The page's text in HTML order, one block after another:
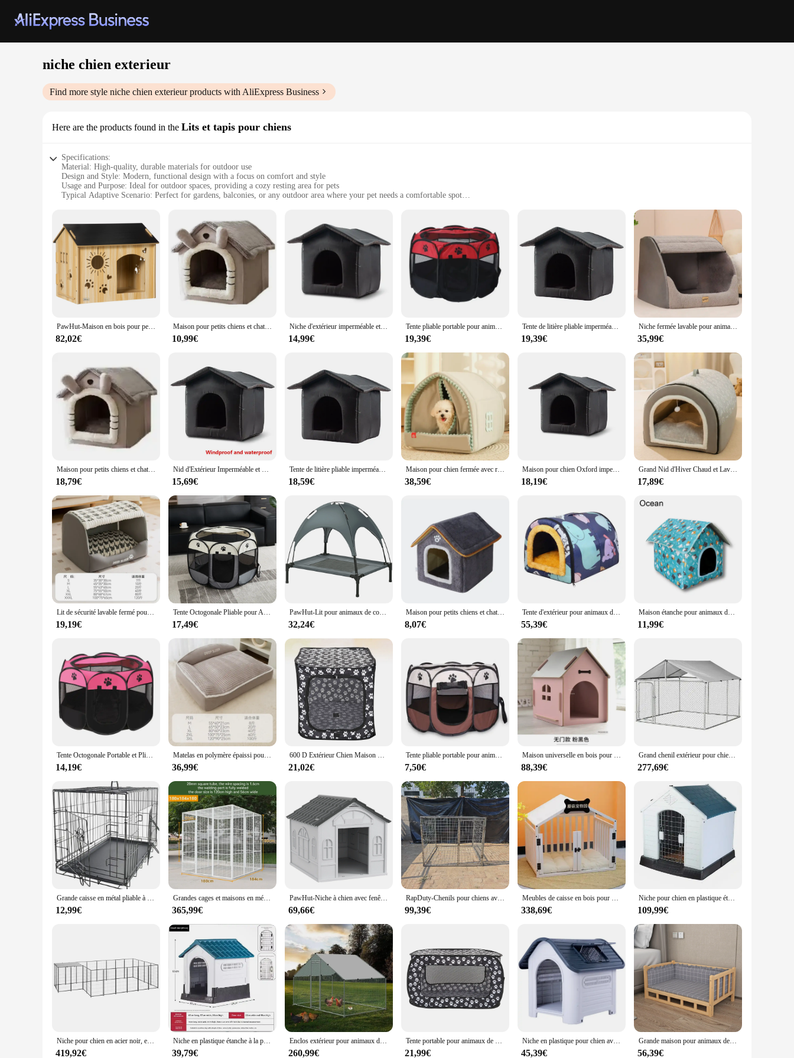
niche chien exterieur
Find more style niche chien exterieurproducts with AliExpress Business
Here are the products found in the Lits et tapis pour chiens
Specifications:
Material: High-quality, durable materials for outdoor use
Design and Style: Modern, functional design with a focus on comfort and style
Usage and Purpose: Ideal for outdoor spaces, providing a cozy resting area for pets
Typical Adaptive Scenario: Perfect for gardens, balconies, or any outdoor area where your pet needs a comfortable spot
Features:
**Enhanced Comfort for Your Canine Companion**
The niche chien exterieur is a thoughtful addition to any outdoor space, offering your pet a dedicated area to relax and enjoy the fresh air. The design and style of this product are meticulously crafted
to blend seamlessly with your existing decor while providing a comfortable spot for your dog to rest. Whether it's a sunny day or a cool evening, the niche chien exterieur is designed to withstand the
elements, ensuring your pet stays cozy and dry.
**Versatile and Easy to Maintain**
This versatile piece of pet furniture is not only functional but also easy to maintain. The weather-resistant materials ensure that the niche chien exterieur remains in pristine condition, even when
exposed to the elements. The lightweight construction makes it easy to move around, allowing you to adjust its placement as needed. Plus, its simple yet elegant design makes it a stylish addition to any
outdoor setting, whether it's a garden, balcony, or patio.
As a wholesale supplier, we understand the importance of offering high-quality, durable products to pet vendors and suppliers. The niche chien exterieur is a perfect addition to your product line,
providing pet owners with a functional and stylish piece that meets the needs of their pets. With a variety of sizes available, you can cater to different pet needs and preferences, ensuring a broad appeal
to your customers. Embrace the opportunity to provide pet owners with a product that not only enhances their pet's comfort but also adds a touch of elegance to their outdoor space.
PawHut-Maison en bois pour petits chiens avec porte d'entrée 69x50x58,5 cm
82,02€
Maison pour petits chiens et chats, lit pour animaux de compagnie, fournitures pour animaux de compagnie, quatre saisons, peut être démantelé et lavé, général, 1 pièce
10,99€
Niche d'extérieur imperméable et chaude pour animaux de compagnie, poignées de gril Oxford, livres pliants amovibles, accent de chat, chatons errants, accessoires pour chiots, hiver
14,99€
Tente pliable portable pour animaux de compagnie, chenil octogonal, clôture, abri pour chiot, facile à utiliser, utilisation en plein air, grandes cages pour chiens et chats
19,39€
Tente de litière pliable imperméable pour chat, maison d'extérieur pour chat, chenil d'hiver, facile à nettoyer, abri pour petit chien
19,39€
Niche fermée lavable pour animaux de compagnie, lit chaud, villa pour chien, accent de chat, Golden Retriever, moyen et grand, parfait pour l'hiver
35,99€
Maison pour petits chiens et chats, fournitures pour animaux de compagnie, peut être démantelée et lavée, 4 saisons, général, 1 pièce
18,79€
Nid d'Extérieur Imperméable et Chaud pour Chien et Chat, Abri Épais, Maison pour Chaton, Tente de Diversification, mir pour Animaux de Compagnie
15,69€
Tente de litière pliable imperméable pour chat, maison d'extérieur pour chat, chenil d'hiver, facile à nettoyer, abri pour petit chien
18,59€
Maison pour chien fermée avec rideau de porte, accent coupe-vent d'hiver pour chiens et chats, tente extérieure portable pour chat, villa pour chien, chenil de sommeil, polymères pour chat
38,59€
Maison pour chien Oxford imperméable noire, grill et éponge, trois modèles au choix, extérieur, maison pour chat
18,19€
Grand Nid d'Hiver Chaud et Lavable pour Chien et Chat, Lit Parfait, Saisonnier, Type de Maison, Fournitures de Couchage pour Animaux de Compagnie
17,89€
Lit de sécurité lavable fermé pour animaux de compagnie, chenil chaud, fournitures pour chiots, chiens moyens et grands, hiver, nouveau, 2025
19,19€
Tente Octogonale Pliable pour Animaux de Compagnie, Maison à Grip Durable, Grillage Oxford, Clôture Portable d'Extérieur pour Petits Chiens et Chats
17,49€
PawHut-Lit pour animaux de compagnie avec tente étanche, lit d'extérieur pour chien et chat
32,24€
Maison pour petits chiens et chats, fournitures pour animaux de compagnie, quatre saisons, peut être démantelé et lavé, général
8,07€
Tente d'extérieur pour animaux de compagnie, abri lavable pour chats, niche imperméable pour chien, lit pour chaton antidérapant, diversification des animaux de compagnie, hiver
55,39€
Maison étanche pour animaux de compagnie, lits de sommeil pour chat, tente de diversification, pliable et lavable, fournitures pour petits chiens et chiots, extérieur, imperméable à la pluie
11,99€
Tente Octogonale Portable et Pliable pour Animaux de Compagnie, Niche, Clôture, Abri pour Chiot, Facile à Utiliser, pour Chat et Chien, Mobilier de Maison
14,19€
Matelas en polymère épaissi pour animaux de compagnie, chenil chaud, accent de chat, Golden Retriever, moyen et grand chien, automne et hiver
36,99€
600 D Extérieur Chien Maison Chien Doux Caisse Petit Chien Parc Chien Tente Tissu Chien Caisse Enclos Pour Chiens Rectangle Chat Tente Chiens
21,02€
Tente pliable portable pour animaux de compagnie, chenil octogonal, clôture, abri pour chiot, facile à utiliser, utilisation en plein air, grandes cages pour chiens et chats
7,50€
Maison universelle en bois pour chiens et chats, chenils modernes, 4 saisons, d'intérieur et d'extérieur, multi-usages, MC
88,39€
Grand chenil extérieur pour chiens avec système de loquet verrouillable sur le toit, animal de compagnie, chiot, maison de course
277,69€
Grande caisse en métal pliable à double porte pour animaux de compagnie, portable, en fil de fer, grands chenils
12,99€
Grandes cages et maisons en métal pour animaux de compagnie, chenils extérieurs pour chiens, fil de fer, 304x180x180cm, 244x180x180cm
365,99€
PawHut-Niche à chien avec fenêtre, 65x75,7x63 cm, gris et blanc
69,66€
RapDuty-Chenils pour chiens avec panneaux de portail, acier, fer, aluminium, métal, facile à installer, galvanisé à chaud, Amérique
99,39€
Meubles de caisse en bois pour chiens, maisons pour chiens préfabriquées, fournitures pliantes, modulaire
338,69€
Niche pour chien en plastique étanche avec porte en fer et puits de lumière, maison d'extérieur pour animaux de compagnie, grande taille
109,99€
Niche pour chien en acier noir, enclos extérieur durable pour animaux de compagnie, 8,47 m²
419,92€
Niche en plastique étanche à la pluie pour animaux de compagnie, abri universel, protection solaire, toilettes pour chiens, extérieur, grands, moyens et petits chiens, 4 saisons
39,79€
Enclos extérieur pour animaux de compagnie, maison pour chiot, parc pour chiens, chenil pour animaux, fournitures de grande caisse, produits pour animaux de compagnie, maison et jardin
260,99€
Tente portable pour animaux de compagnie, clôture, parc, pliable, rectangulaire, niche pour chien, chenil pour chiot
21,99€
Niche en plastique pour chien avec toit ouvrant, chenils pour chien, intérieur, extérieur, moderne, luxe, taille moyenne
45,39€
Grande maison pour animaux de compagnie en bois massif écologique, chenil pour chien et chat, lit pour animal de compagnie, peut être utilisé comme accès à la table de chevet, durable, luxe
56,39€